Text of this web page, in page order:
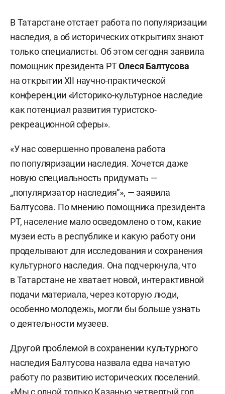
В Татарстане отстает работа по популяризации
наследия, а об исторических открытиях знают
только специалисты. Об этом сегодня заявила
помощник президента РТОлеся Балтусова
на открытии XII научно-практической
конференции «Историко-культурное наследие
как потенциал развития туристско-
рекреационной сферы».
«У нас совершенно провалена работа
по популяризации наследия. Хочется даже
новую специальность придумать —
„популяризатор наследия“», — заявила
Балтусова. По мнению помощника президента
РТ, население мало осведомлено о том, какие
музеи есть в республике и какую работу они
проделывают для исследования и сохранения
культурного наследия. Она подчеркнула, что
в Татарстане не хватает новой, интерактивной
подачи материала, через которую люди,
особенно молодежь, могли бы больше узнать
о деятельности музеев.
Другой проблемой в сохранении культурного
наследия Балтусова назвала едва начатую
работу по развитию исторических поселений.
«Мы с одной только Казанью четвертый год